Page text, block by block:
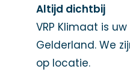
Altijd dichtbij
VRP Klimaat is
Gelderland. We
op locatie.